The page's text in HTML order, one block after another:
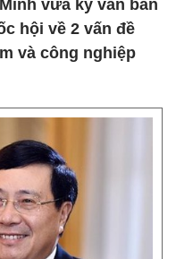
vừa ký văn bản
hội về 2 vấn đề
và công nghiệp